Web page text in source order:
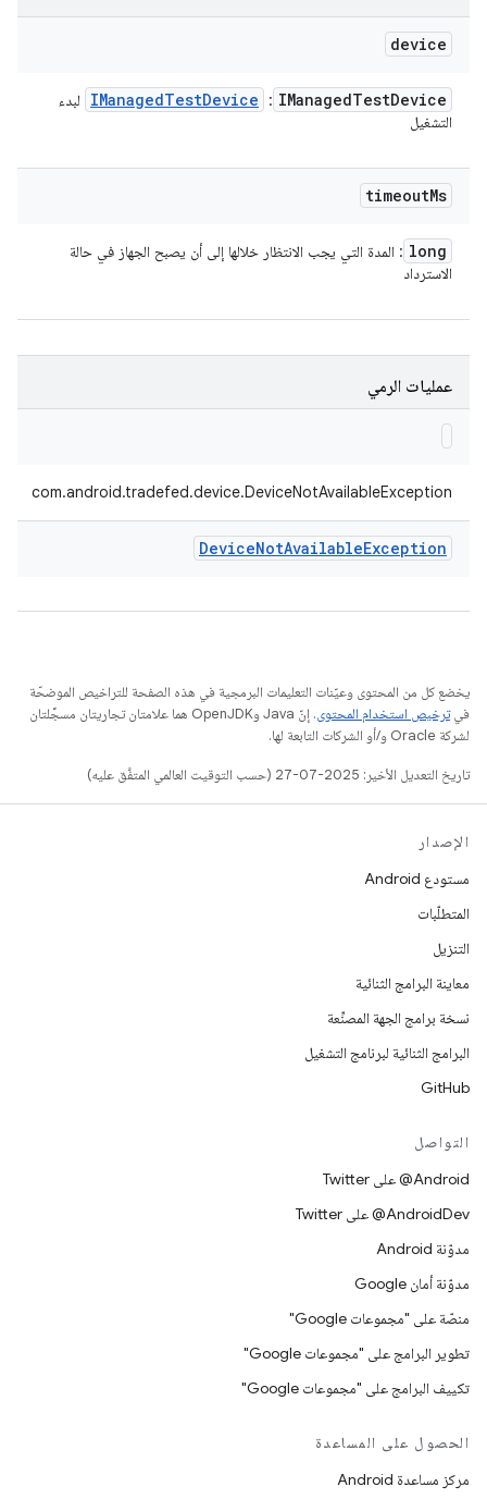
device
IManagedTestDevice
:
IManagedTestDevice
لبدء
التشغيل
timeoutMs
long : المدة التي يجب الانتظار خلالها إلى أن يصبح الجهاز في حالة
الاسترداد
عمليات الرمي
com.android.tradefed.device.DeviceNotAvailableException
DeviceNotAvailableException
يخضع كل من المحتوى وعيّنات التعليمات البرمجية في هذه الصفحة للتراخيص الموضحّة
فيترخيص استخدام المحتوى
. إنّ Java وOpenJDK هما علامتان تجاريتان مسجَّلتان
لشركة Oracle و/أو الشركات التابعة لها.
تاريخ التعديل الأخير: 2025-07-27 (حسب التوقيت العالمي المتفَّق عليه)
الإصدار
مستودع Android
المتطلّبات
التنزيل
معاينة البرامج الثنائية
نسخة برامج الجهة المصنِّعة
البرامج الثنائية لبرنامج التشغيل
GitHub
التواصل
‎@Android على Twitter
‎@AndroidDev على Twitter
مدوّنة Android
مدوّنة أمان Google
منصّة على "مجموعات Google"
تطوير البرامج على "مجموعات Google"
تكييف البرامج على "مجموعات Google"
الحصول على المساعدة
مركز مساعدة Android